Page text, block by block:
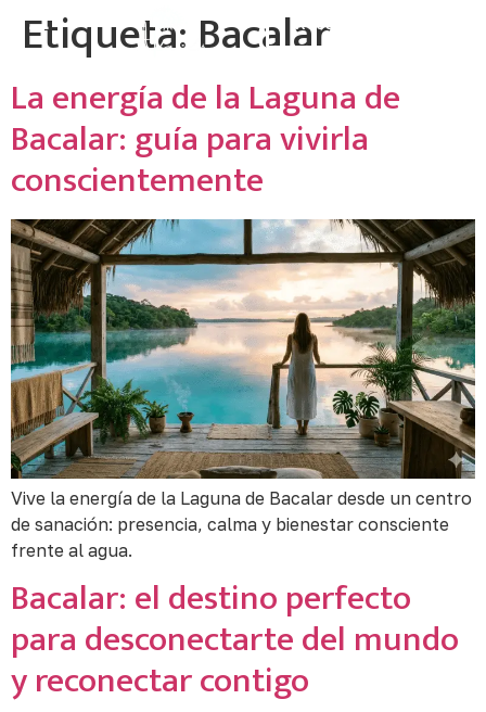
☰ Reservar
Etiqueta: Bacalar
La energía de la Laguna de
Bacalar: guía para vivirla
conscientemente
Vive la energía de la Laguna de Bacalar desde un centro
de sanación: presencia, calma y bienestar consciente
frente al agua.
Bacalar: el destino perfecto
para desconectarte del mundo
y reconectar contigo